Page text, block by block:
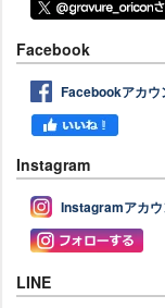
Facebook
Facebookアカウ
Instagram
Instagramアカウ
LINE